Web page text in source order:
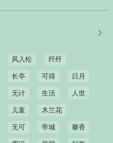

风入松 纤纤
长亭 可得 日月
无计 生活 人世
儿童 木兰花
无可 帝城 馨香